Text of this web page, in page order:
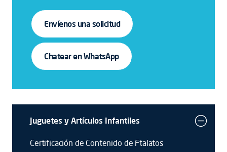
Envíenos una solicitud
Chatear en WhatsApp
Juguetes y Artículos Infantiles
Certificación de Contenido de Ftalatos